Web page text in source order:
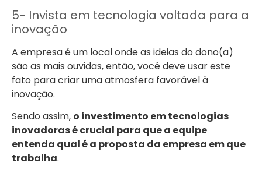
5- Invista em tecnologia voltada para a
inovação
A empresa é um local onde as ideias do dono(a)
são as mais ouvidas, então, você deve usar este
fato para criar uma atmosfera favorável à
inovação.
Sendo assim, o investimento em tecnologias
inovadoras é crucial para que a equipe
entenda qual é a proposta da empresa em que
trabalha.